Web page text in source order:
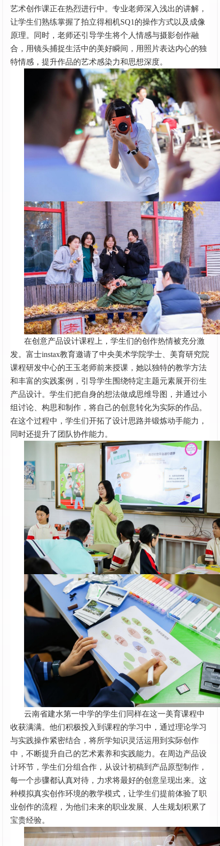
艺术创作课正在热烈进行中。专业老师深入浅出的讲解，
让学生们熟练掌握了拍立得相机SQ1的操作方式以及成像
原理。同时，老师还引导学生将个人情感与摄影创作融
合，用镜头捕捉生活中的美好瞬间，用照片表达内心的独
特情感，提升作品的艺术感染力和思想深度。
在创意产品设计课程上，学生们的创作热情被充分激
发。富士instax教育邀请了中央美术学院学士、美育研究院
课程研发中心的王玉老师前来授课，她以独特的教学方法
和丰富的实践案例，引导学生围绕特定主题元素展开衍生
产品设计。学生们把自身的想法做成思维导图，并通过小
组讨论、构思和制作，将自己的创意转化为实际的作品。
在这个过程中，学生们开拓了设计思路并锻炼动手能力，
同时还提升了团队协作能力。
云南省建水第一中学的学生们同样在这一美育课程中
收获满满。他们积极投入到课程的学习中，通过理论学习
与实践操作紧密结合，将所学知识灵活运用到实际创作
中，不断提升自己的艺术素养和实践能力。在周边产品设
计环节，学生们分组合作，从设计初稿到产品原型制作，
每一个步骤都认真对待，力求将最好的创意呈现出来。这
种模拟真实创作环境的教学模式，让学生们提前体验了职
业创作的流程，为他们未来的职业发展、人生规划积累了
宝贵经验。